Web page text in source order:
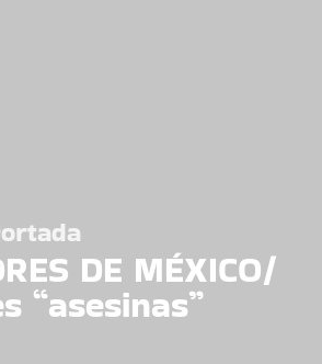
DE MÉXICO/
“asesinas”